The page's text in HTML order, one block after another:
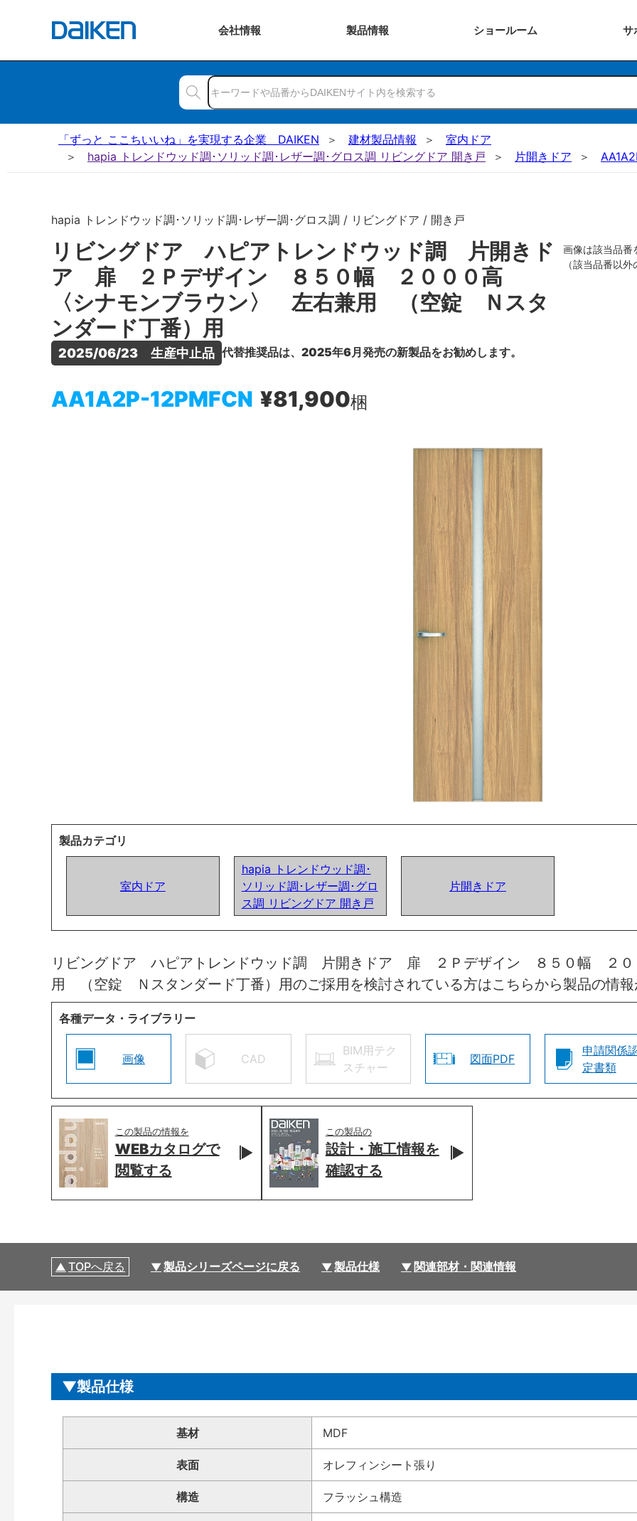
会社情報 製品情報 ショールーム サ
「ずっと ここちいいね」を実現する企業 DAIKEN 建材製品情報
室内ドア
hapia トレンドウッド調･ソリッド調･レザー調･グロス調 リビングドア 開き戸
片開きドア
hapia トレンドウッド調･ソリッド調･レザー調･グロス調 / リビングドア / 開き戸
リビングドア ハピアトレンドウッド調 片開きド
ア 扉 ２Ｐデザイン ８５０幅 ２０００高
〈シナモンブラウン〉 左右兼用 （空錠 Ｎスタ
ンダード丁番）用
2025/06/23　生産中止品 代替推奨品は、2025年6月発売の新製品をお勧めします。
AA1A2P-12PMFCN ¥81,900梱
画像は該当品番
（該当品番以
製品カテゴリ
室内ドア
hapia トレンドウッド調･
ソリッド調･レザー調･グロ
ス調 リビングドア 開き戸
片開きドア
リビングドア ハピアトレンドウッド調 片開きドア 扉 ２Ｐデザイン ８５０幅 ２
用 （空錠 Ｎスタンダード丁番）用のご採用を検討されている方はこちらから製品の情報
各種データ・ライブラリー
画像 CAD
BIM用テク
スチャー
図面PDF
申請関係
定書類
この製品の情報を
WEBカタログで
閲覧する
この製品の
設計・施工情報を
確認する
TOPへ戻る 製品シリーズページに戻る 製品仕様 関連部材・関連情報
製品仕様
基材 MDF
表面 オレフィンシート張り
構造 フラッシュ構造